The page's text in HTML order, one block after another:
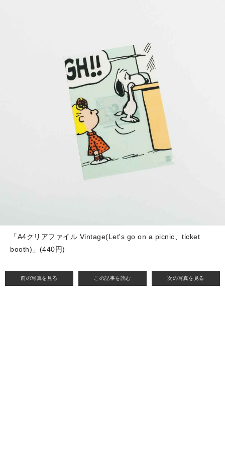
前の写真を見る この記事を読む 次の写真を見る
「A4クリアファイル Vintage(Let's go on a picnic、ticket
booth)」(440円)